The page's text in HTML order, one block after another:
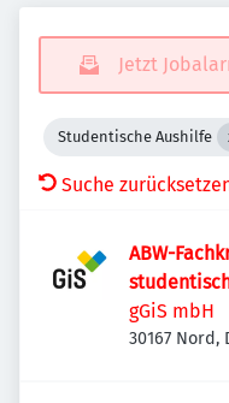
Jetzt
Studentische Aushilfe
Suche
ABW-
gGiS mbH
30167 Nord,